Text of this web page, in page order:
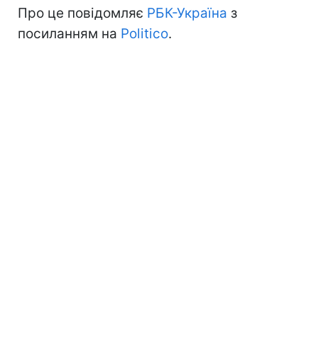
Про це повідомляє РБК-Україна з
посиланням на Politico.